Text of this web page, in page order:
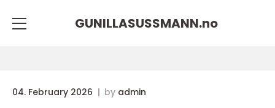
GUNILLASUSSMANN.no
04. February 2026 by admin